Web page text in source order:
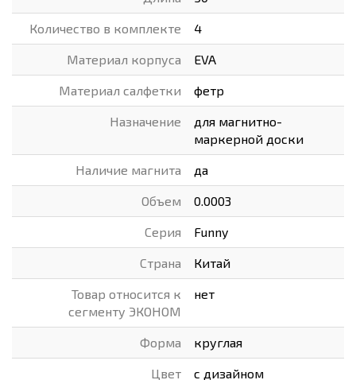
Количество в комплекте 4
Материал корпуса EVA
Материал салфетки фетр
Назначение
для магнитно-
маркерной доски
Наличие магнита да
Объем 0.0003
Серия Funny
Страна Китай
Товар относится к
сегменту ЭКОНОМ
нет
Форма круглая
Цвет с дизайном